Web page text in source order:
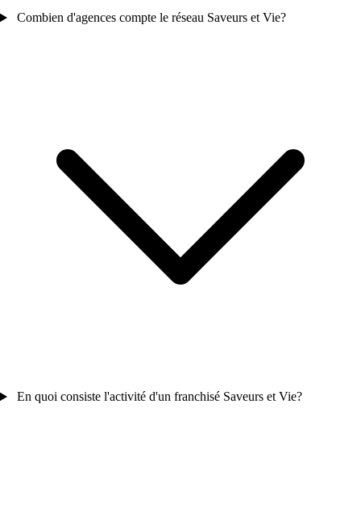
Combien d'agences compte le réseau Saveurs et Vie?
En quoi consiste l'activité d'un franchisé Saveurs et Vie?